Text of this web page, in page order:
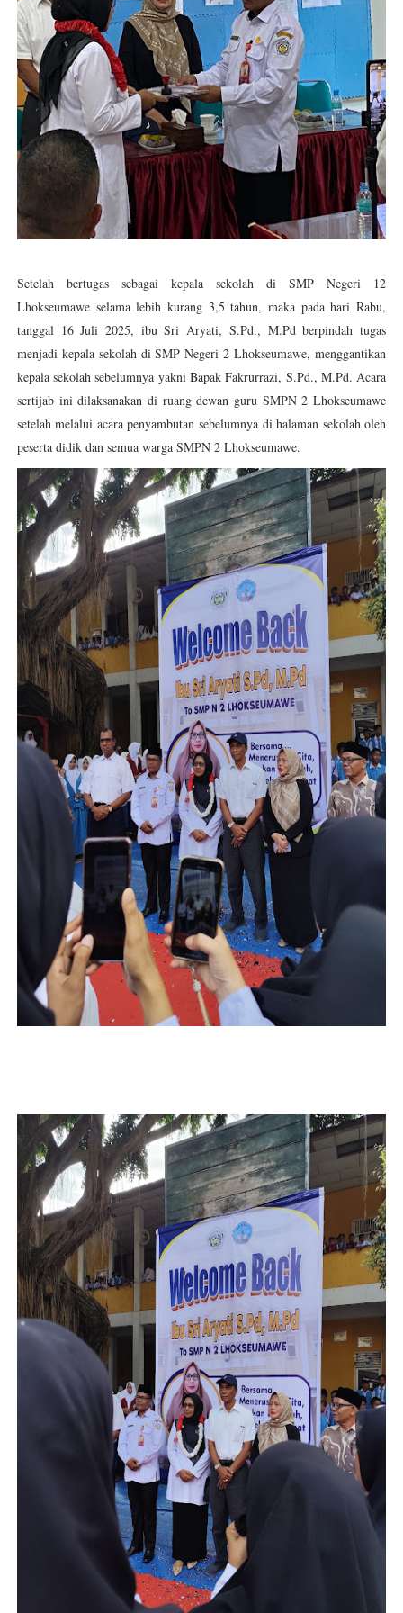
Diseminasi Disiplin Positif
Asam Potong Obat Batuk
Tips Berani Memulai Menulis
SMP Negeri 12 Lhokseumawe Melaju ke OSN tingkat
Kegiatan bulan ramadhan
Setelah bertugas sebagai kepala sekolah di SMP Negeri 12
Lhokseumawe selama lebih kurang 3,5 tahun, maka pada hari Rabu,
tanggal 16 Juli 2025, ibu Sri Aryati, S.Pd., M.Pd berpindah tugas
menjadi kepala sekolah di SMP Negeri 2 Lhokseumawe, menggantikan
kepala sekolah sebelumnya yakni Bapak Fakrurrazi, S.Pd., M.Pd. Acara
sertijab ini dilaksanakan di ruang dewan guru SMPN 2 Lhokseumawe
setelah melalui acara penyambutan sebelumnya di halaman sekolah oleh
peserta didik dan semua warga SMPN 2 Lhokseumawe.